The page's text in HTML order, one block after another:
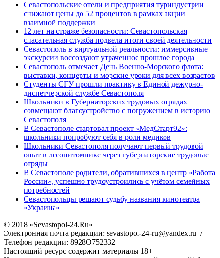
Севастопольские отели и предприятия туриндустрии
снижают цены до 52 процентов в рамках акции
взаимной поддержки
12 лет на страже безопасности: Севастопольская
спасательная служба подвела итоги своей деятельности
Севастополь в виртуальной реальности: иммерсивные
экскурсии воссоздают утраченное прошлое города
Севастополь отмечает День Военно-Морского флота:
выставки, концерты и морские уроки для всех возрастов
Студенты СГУ прошли практику в Единой дежурно-
диспетчерской службе Севастополя
Школьники в Губернаторских трудовых отрядах
совмещают благоустройство с погружением в историю
Севастополя
В Севастополе стартовал проект «МедСтарт92»:
школьники попробуют себя в роли медиков
Школьники Севастополя получают первый трудовой
опыт в лесопитомнике через губернаторские трудовые
отряды
В Севастополе родители, обратившихся в центр «Работа
России», успешно трудоустроились с учётом семейных
потребностей
Севастопольцы решают судьбу названия кинотеатра
«Украина»
© 2018 «Sevastopol-24.Ru»
Электронная почта редакции: sevastopol-24-ru@yandex.ru /
Телефон редакции: 8928O752332
Настоящий ресурс содержит материалы 18+